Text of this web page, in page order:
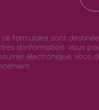
formulaire sont
d’information. Vous
électronique. Vous